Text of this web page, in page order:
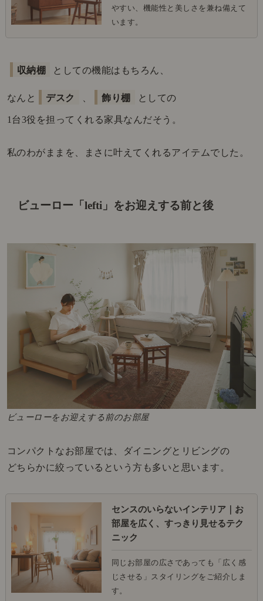
やすい、機能性と美しさを兼ね備えて
います。
収納棚 としての機能はもちろん、
なんと デスク 飾り棚 としての
1台3役を担ってくれる家具なんだそう。
私のわがままを、まさに叶えてくれるアイテムでした。
ビューロー「lefti」をお迎えする前と後
ビューローをお迎えする前のお部屋
コンパクトなお部屋では、ダイニングとリビングの
どちらかに絞っているという方も多いと思います。
センスのいらないインテリア｜お
部屋を広く、すっきり見せるテク
ニック
同じお部屋の広さであっても「広く感
じさせる」スタイリングをご紹介しま
す。